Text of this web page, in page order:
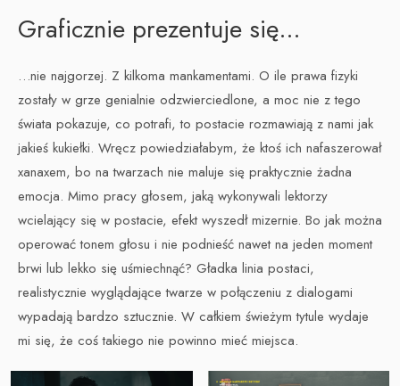
Graficznie prezentuje się…
…nie najgorzej. Z kilkoma mankamentami. O ile prawa fizyki
zostały w grze genialnie odzwierciedlone, a moc nie z tego
świata pokazuje, co potrafi, to postacie rozmawiają z nami jak
jakieś kukiełki. Wręcz powiedziałabym, że ktoś ich nafaszerował
xanaxem, bo na twarzach nie maluje się praktycznie żadna
emocja. Mimo pracy głosem, jaką wykonywali lektorzy
wcielający się w postacie, efekt wyszedł mizernie. Bo jak można
operować tonem głosu i nie podnieść nawet na jeden moment
brwi lub lekko się uśmiechnąć? Gładka linia postaci,
realistycznie wyglądające twarze w połączeniu z dialogami
wypadają bardzo sztucznie. W całkiem świeżym tytule wydaje
mi się, że coś takiego nie powinno mieć miejsca.